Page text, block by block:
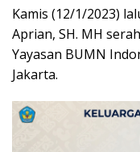
Kamis (12/1/2023)
Aprian, SH. MH
Yayasan BUMN
Jakarta.